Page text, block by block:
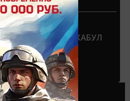
ГАРИЗАЛАР КАБУЛ